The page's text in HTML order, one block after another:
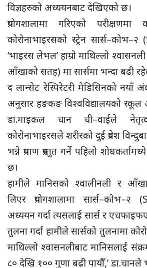
विज्ञहरुको अध्ययनबाट देखिएको छ।
प्रयोगशालामा गरिएको
कोरोनाभाइरसको स्ट्रेन
‘भाइरस लेभल’ हाम्रो माथिल्लो श्वासनली
आँखाको सतह) मा सार्समा भन्दा बढी
द लान्सेट रेस्पिरेटरी मेडिसिनको नयाँ
अनुसार हङकङ विश्वविद्यालयको
डा.माइकल चान ची–वाईले
कोरोनाभाइरसले शरीरको दुई प्रवेश
भन्ने प्रमाण प्रस्तुत गर्ने पहिलो
छ।
हामीले मानिसको श्वालीनली र
लिएर प्रयोगशालामा सार्स–कोभ–२
अध्ययन गर्दा त्यसलाई सार्स र
तुलना गर्दा हामीले सार्सको तुलनामा
माथिल्लो श्वासनलीबाट मानिसलाई
८० देखि १०० गुणा बढी पायौँ,’ डा.चानले